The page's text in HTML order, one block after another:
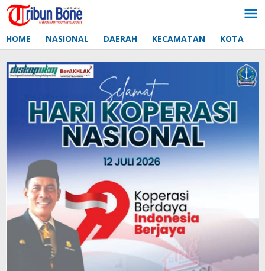
Lewati
ke
HOME NASIONAL DAERAH KECAMATAN KOTA